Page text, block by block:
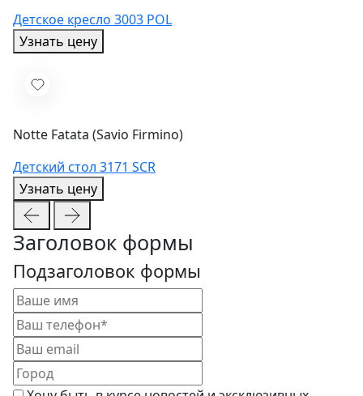
Детское кресло 3003 POL
Узнать цену
Notte Fatata (Savio Firmino)
Детский стол 3171 SCR
Узнать цену
Заголовок формы
Подзаголовок формы